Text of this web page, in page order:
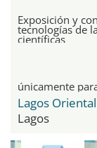
Exposición y
tecnologías de
científicas
únicamente
Lagos
Lagos